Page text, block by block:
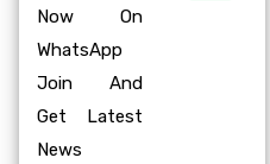
Now On
WhatsApp
Join And
Get Latest
News